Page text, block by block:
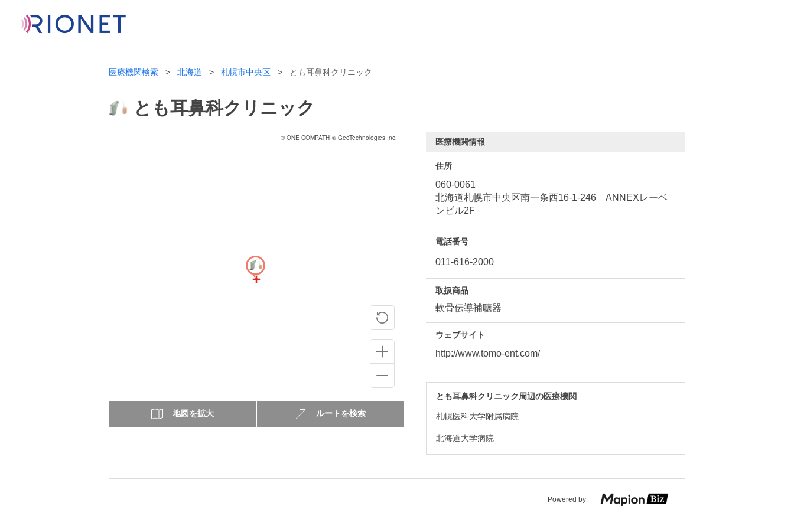
医療機関検索 北海道 札幌市中央区 とも耳鼻科クリニック
とも耳鼻科クリニック
© ONE COMPATH © GeoTechnologies Inc.
地図を拡大 ルートを検索
医療機関情報
住所
060-0061
北海道札幌市中央区南一条西16-1-246 ANNEXレーベ
ンビル2F
電話番号
011-616-2000
取扱商品
軟骨伝導補聴器
ウェブサイト
http://www.tomo-ent.com/
とも耳鼻科クリニック周辺の医療機関
札幌医科大学附属病院
北海道大学病院
Powered by